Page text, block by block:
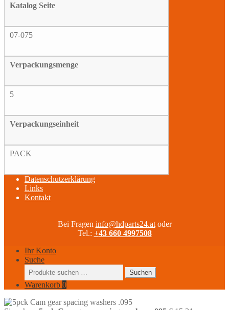
Katalog Seite
07-075
Verpackungsmenge
5
Verpackungseinheit
PACK
Datenschutzerklärung
Links
Kontakt
Bei Fragen info@hdparts24.atoder
Tel.: +43 660 4997508
Ihr Konto
Suche
Suchen
nach:
Suchen
Warenkorb 0